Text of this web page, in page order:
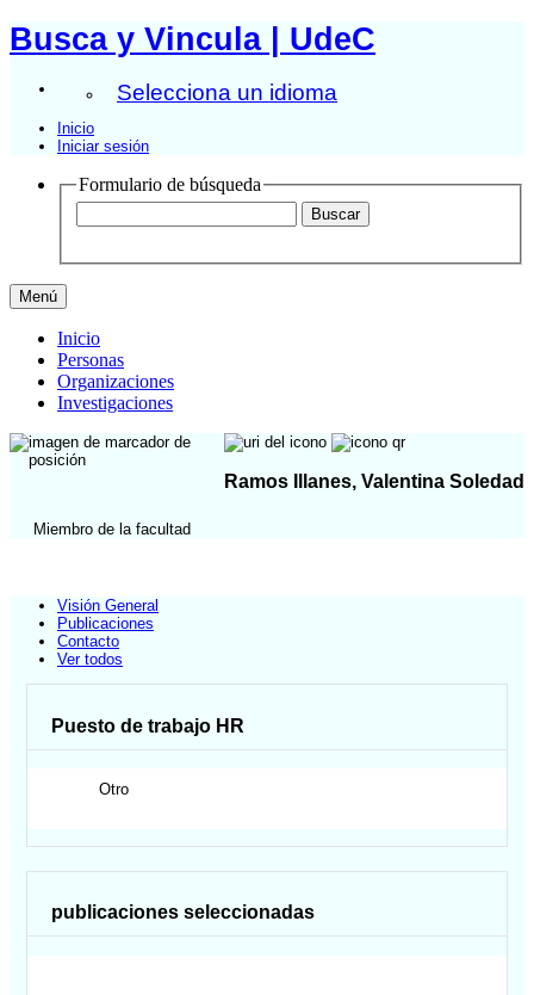
Busca y Vincula | UdeC
Selecciona un idioma
Inicio
Iniciar sesión
Formulario de búsqueda
Menú
Inicio
Personas
Organizaciones
Investigaciones
Ramos Illanes, Valentina Soledad
Miembro de la facultad
Visión General
Publicaciones
Contacto
Ver todos
Puesto de trabajo HR
Otro
publicaciones seleccionadas